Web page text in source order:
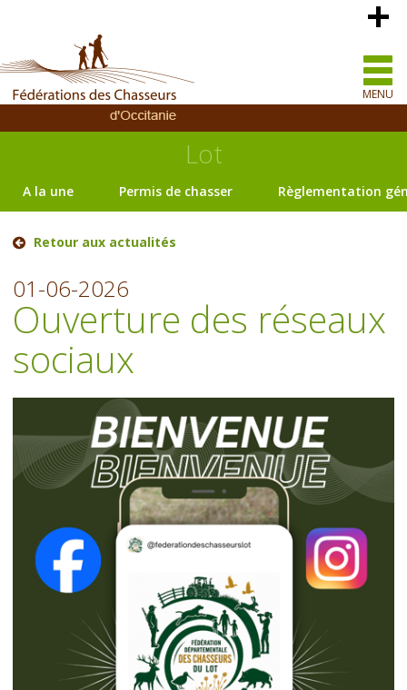
MENU
Lot
A la une Permis de chasser Règlementation
Retour aux actualités
01-06-2026
Ouverture des réseaux
sociaux